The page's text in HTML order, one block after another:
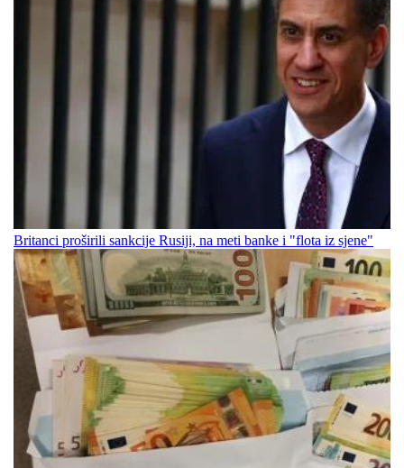
Britanci proširili sankcije Rusiji, na meti banke i "flota iz sjene"